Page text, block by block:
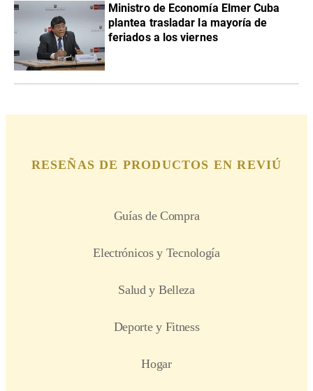
Ministro de Economía Elmer Cuba
plantea trasladar la mayoría de
feriados a los viernes